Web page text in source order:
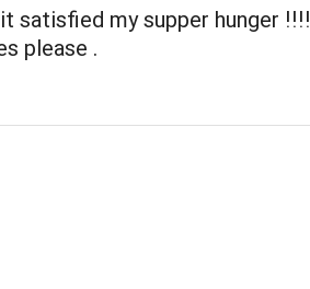
satisfied my supper hunger !!!!
please .